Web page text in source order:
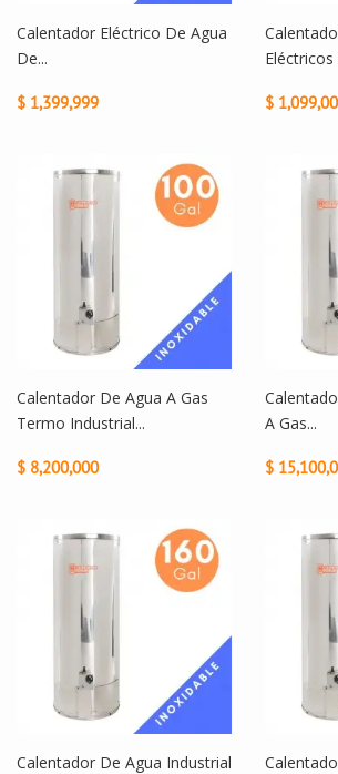
Calentador Eléctrico De Agua
De...
$ 1,399,999 $
Calentador De Agua A Gas
Termo Industrial...
$ 8,200,000
A Gas...
$
Calentador De Agua Industrial